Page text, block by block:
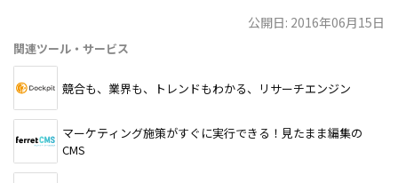
公開日: 2016年06月15日
関連ツール・サービス
競合も、業界も、トレンドもわかる、リサーチエンジン
マーケティング施策がすぐに実行できる！見たまま編集の
CMS